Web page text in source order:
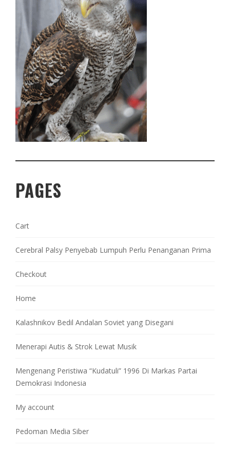
PAGES
Cart
Cerebral Palsy Penyebab Lumpuh Perlu Penanganan Prima
Checkout
Home
Kalashnikov Bedil Andalan Soviet yang Disegani
Menerapi Autis & Strok Lewat Musik
Mengenang Peristiwa “Kudatuli” 1996 Di Markas Partai
Demokrasi Indonesia
My account
Pedoman Media Siber